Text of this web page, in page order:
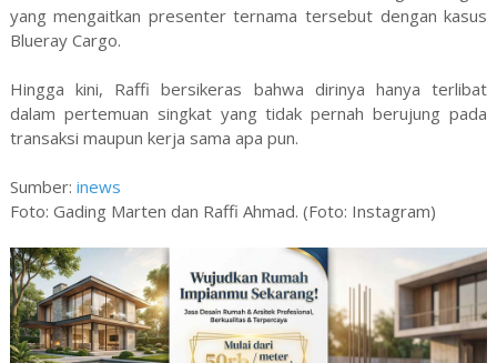
yang mengaitkan presenter ternama tersebut dengan kasus
Blueray Cargo.
Hingga kini, Raffi bersikeras bahwa dirinya hanya terlibat
dalam pertemuan singkat yang tidak pernah berujung pada
transaksi maupun kerja sama apa pun.
Sumber: inews
Foto: Gading Marten dan Raffi Ahmad. (Foto: Instagram)